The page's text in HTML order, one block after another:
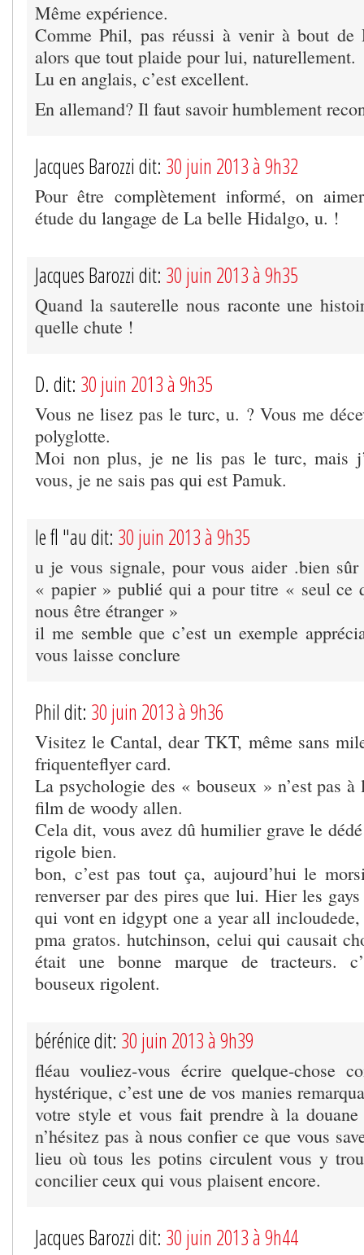
Même expérience.
Comme Phil, pas réussi à venir à bout de
alors que tout plaide pour lui, naturellement.
Lu en anglais, c’est excellent.
En allemand? Il faut savoir humblement
Jacques Barozzi dit: 30 juin 2013 à 9h32
Pour être complètement informé, on
étude du langage de La belle Hidalgo, u. !
Jacques Barozzi dit: 30 juin 2013 à 9h35
Quand la sauterelle nous raconte une
quelle chute !
D. dit: 30 juin 2013 à 9h35
Vous ne lisez pas le turc, u. ? Vous me
polyglotte.
Moi non plus, je ne lis pas le turc, mais
vous, je ne sais pas qui est Pamuk.
le fl "au dit: 30 juin 2013 à 9h35
u je vous signale, pour vous aider .bien
« papier » publié qui a pour titre « seul ce
nous être étranger »
il me semble que c’est un exemple
vous laisse conclure
Phil dit: 30 juin 2013 à 9h36
Visitez le Cantal, dear TKT, même sans
friquenteflyer card.
La psychologie des « bouseux » n’est pas
film de woody allen.
Cela dit, vous avez dû humilier grave le
rigole bien.
bon, c’est pas tout ça, aujourd’hui le
renverser par des pires que lui. Hier les
qui vont en idgypt one a year all
pma gratos. hutchinson, celui qui causait
était une bonne marque de tracteurs.
bouseux rigolent.
bérénice dit: 30 juin 2013 à 9h39
fléau vouliez-vous écrire quelque-chose
hystérique, c’est une de vos manies
votre style et vous fait prendre à la
n’hésitez pas à nous confier ce que vous
lieu où tous les potins circulent vous y
concilier ceux qui vous plaisent encore.
Jacques Barozzi dit: 30 juin 2013 à 9h44